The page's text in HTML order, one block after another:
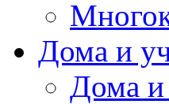
Дома и
Дома и